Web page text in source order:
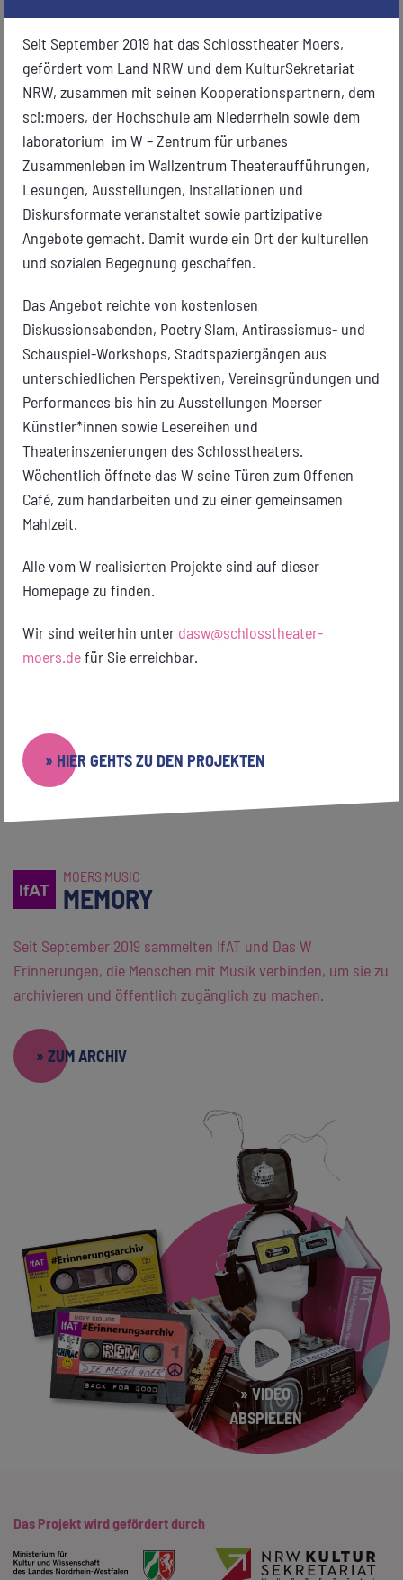
please refer toDearFlip WordPress
BSCHLUSSZEREMONIE
WALLZENTRUMS
GESTALTUNG DER AUSSENFASSADE: VERTRAUEN
MOERS MUSIC
MEMORY
Seit September 2019 sammelten IfAT und Das W
Erinnerungen, die Menschen mit Musik verbinden, um sie zu
archivieren und öffentlich zugänglich zu machen.
» ZUM ARCHIV
» VIDEO
ABSPIELEN
Seit September 2019 hat das Schlosstheater Moers,
gefördert vom Land NRW und dem KulturSekretariat
NRW, zusammen mit seinen Kooperationspartnern, dem
sci:moers, der Hochschule am Niederrhein sowie dem
laboratorium imW – Zentrum für urbanes
Zusammenleben im Wallzentrum Theateraufführungen,
Lesungen, Ausstellungen, Installationen und
Diskursformate veranstaltet sowie partizipative
Angebote gemacht. Damit wurde ein Ort der kulturellen
und sozialen Begegnung geschaffen.
Das Angebot reichte von kostenlosen
Diskussionsabenden, Poetry Slam, Antirassismus- und
Schauspiel-Workshops, Stadtspaziergängen aus
unterschiedlichen Perspektiven, Vereinsgründungen und
Performances bis hin zu Ausstellungen Moerser
Künstler*innen sowie Lesereihen und
Theaterinszenierungen des Schlosstheaters.
Wöchentlich öffnete das W seine Türen zum Offenen
Café, zum handarbeiten und zu einer gemeinsamen
Mahlzeit.
Alle vom W realisierten Projekte sind auf dieser
Homepage zu finden.
Wir sind weiterhin unter dasw@schlosstheater-
moers.defür Sie erreichbar.
» HIER GEHTS ZU DEN PROJEKTEN
Das Projekt wird gefördert durch